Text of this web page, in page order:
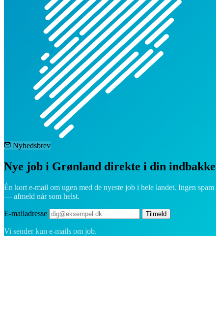
Nyhedsbrev
Nye job i Grønland direkte i din indbakke
Én kort e-mail om ugen med de nyeste job i hele landet. Ingen spam
— afmeld når som helst.
E-mailadresse Tilmeld
Vi sender kun e-mails om job.